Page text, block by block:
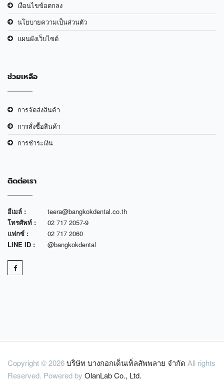
เงือนไขข้อตกลง
นโยบายความเป็นส่วนตัว
แผนผังเว็บไซต์
ช่วยเหลือ
การจัดส่งสินค้า
การสั่งซื้อสินค้า
การชำระเงิน
ติดต่อเรา
อีเมล์ :
teera@bangkokdental.co.th
โทรศัพท์ :
02 717 2057-9
แฟกซ์ :
02 717 2060
LINE ID :
@bangkokdental
Copyright © 2026บริษัท บางกอกเด็นเท็ลสัพพลาย จำกัด All rights
Reserved. Powered by OlanLab Co., Ltd.